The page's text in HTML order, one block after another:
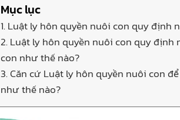
Mục lục
1. Luật ly hôn quyền nuôi con quy định
2. Luật ly hôn quyền nuôi con quy
con như thế nào?
3. Căn cứ Luật ly hôn quyền nuôi con
như thế nào?